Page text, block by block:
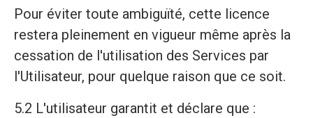
Pour éviter toute ambiguïté, cette licence
restera pleinement en vigueur même après la
cessation de l'utilisation des Services par
l'Utilisateur, pour quelque raison que ce soit.
5.2 L'utilisateur garantit et déclare que :